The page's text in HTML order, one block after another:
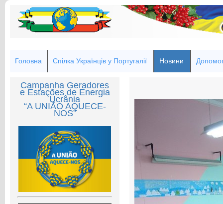
Головна Спілка Українців у Португалії Новини
Campanha Geradores
e Estações de Energia
Ucrânia
“A UNIÃO AQUECE-
NOS”